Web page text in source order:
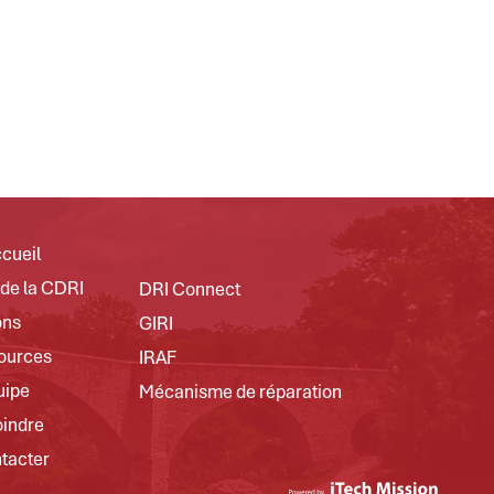
la CDRI
DRI Connect
GIRI
IRAF
Mécanisme de réparation